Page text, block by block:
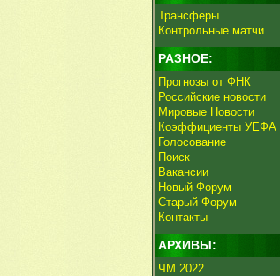
Трансферы
Контрольные матчи
РАЗНОЕ:
Прогнозы от ФНК
Российские новости
Мировые Новости
Коэффициенты УЕФА
Голосование
Поиск
Вакансии
Новый Форум
Старый Форум
Контакты
АРХИВЫ:
ЧМ 2022